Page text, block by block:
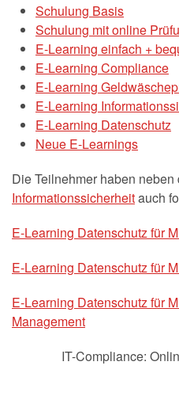
Schulung Basis
Schulung mit online
E-Learning einfach +
E-Learning Compliance
E-Learning
E-Learning
E-Learning Datenschutz
Neue E-Learnings
Die Teilnehmer haben neben
Informationssicherheitauch
E-Learning Datenschutz für
E-Learning Datenschutz für
E-Learning Datenschutz für
Management
IT-Compliance: